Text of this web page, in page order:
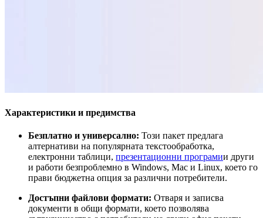
Характеристики и предимства
Безплатно и универсално: Този пакет предлага
алтернативи на популярната текстообработка,
електронни таблици, презентационни програмии други
и работи безпроблемно в Windows, Mac и Linux, което го
прави бюджетна опция за различни потребители.
Достъпни файлови формати: Отваря и записва
документи в общи формати, което позволява